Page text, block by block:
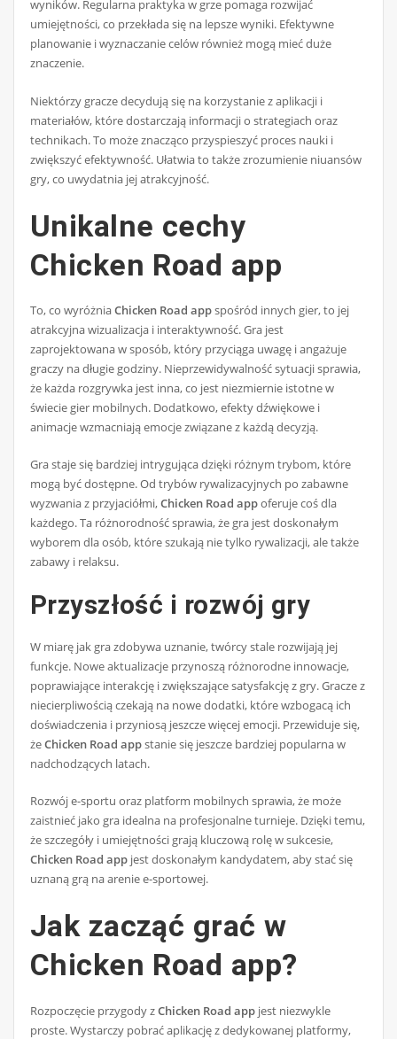
wyników. Regularna praktyka w grze pomaga rozwijać
umiejętności, co przekłada się na lepsze wyniki. Efektywne
planowanie i wyznaczanie celów również mogą mieć duże
znaczenie.
Niektórzy gracze decydują się na korzystanie z aplikacji i
materiałów, które dostarczają informacji o strategiach oraz
technikach. To może znacząco przyspieszyć proces nauki i
zwiększyć efektywność. Ułatwia to także zrozumienie niuansów
gry, co uwydatnia jej atrakcyjność.
Unikalne cechy
Chicken Road app
To, co wyróżniaChicken Road appspośród innych gier, to jej
atrakcyjna wizualizacja i interaktywność. Gra jest
zaprojektowana w sposób, który przyciąga uwagę i angażuje
graczy na długie godziny. Nieprzewidywalność sytuacji sprawia,
że każda rozgrywka jest inna, co jest niezmiernie istotne w
świecie gier mobilnych. Dodatkowo, efekty dźwiękowe i
animacje wzmacniają emocje związane z każdą decyzją.
Gra staje się bardziej intrygująca dzięki różnym trybom, które
mogą być dostępne. Od trybów rywalizacyjnych po zabawne
wyzwania z przyjaciółmi,Chicken Road appoferuje coś dla
każdego. Ta różnorodność sprawia, że gra jest doskonałym
wyborem dla osób, które szukają nie tylko rywalizacji, ale także
zabawy i relaksu.
Przyszłość i rozwój gry
W miarę jak gra zdobywa uznanie, twórcy stale rozwijają jej
funkcje. Nowe aktualizacje przynoszą różnorodne innowacje,
poprawiające interakcję i zwiększające satysfakcję z gry. Gracze z
niecierpliwością czekają na nowe dodatki, które wzbogacą ich
doświadczenia i przyniosą jeszcze więcej emocji. Przewiduje się,
żeChicken Road appstanie się jeszcze bardziej popularna w
nadchodzących latach.
Rozwój e-sportu oraz platform mobilnych sprawia, że może
zaistnieć jako gra idealna na profesjonalne turnieje. Dzięki temu,
że szczegóły i umiejętności grają kluczową rolę w sukcesie,
Chicken Road appjest doskonałym kandydatem, aby stać się
uznaną grą na arenie e-sportowej.
Jak zacząć grać w
Chicken Road app?
Rozpoczęcie przygody zChicken Road appjest niezwykle
proste. Wystarczy pobrać aplikację z dedykowanej platformy,